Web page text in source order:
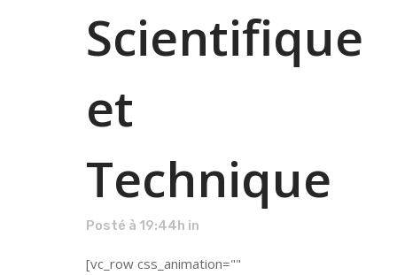
Scientifique
et
Technique
Posté à 19:44h in
[vc_row css_animation=""